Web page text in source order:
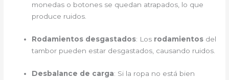
monedas o botones se quedan atrapados, lo que
produce ruidos.
Rodamientos desgastados: Los rodamientos del
tambor pueden estar desgastados, causando ruidos.
Desbalance de carga: Si la ropa no está bien